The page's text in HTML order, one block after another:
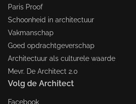
Paris Proof
Schoonheid in architectuur
Vakmanschap
Goed opdrachtgeverschap
Architectuur als culturele waarde
Mevr. De Architect 2.0
Volg de Architect
Facebook